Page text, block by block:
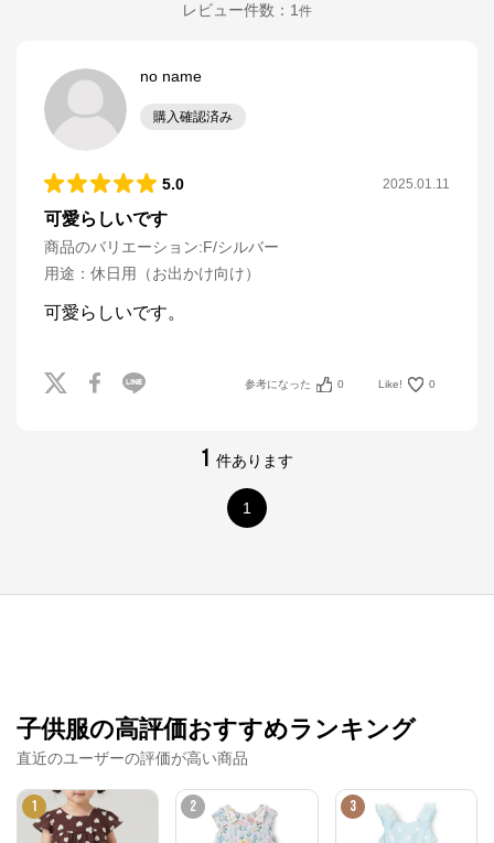
レビュー件数： 1 件
no name
購入確認済み
5.0 2025.01.11
可愛らしいです
商品のバリエーション:F/シルバー
用途 ： 休日用（お出かけ向け）
可愛らしいです。
参考になった 0 Like! 0
1 件あります
1
子供服の高評価おすすめランキング
直近のユーザーの評価が高い商品
1 2 3